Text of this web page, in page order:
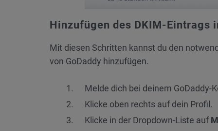
Hinzufügen des DKIM-Eintrags
Mit diesen Schritten kannst du den
von GoDaddy hinzufügen.
Melde dich bei deinem GoDaddy-
Klicke oben rechts auf dein Profil.
Klicke in der Dropdown-Liste auf